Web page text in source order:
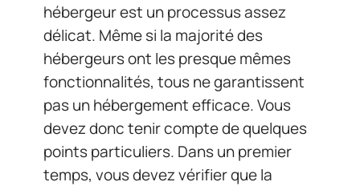
hébergeur est un processus assez
délicat. Même si la majorité des
hébergeurs ont les presque mêmes
fonctionnalités, tous ne garantissent
pas un hébergement efficace. Vous
devez donc tenir compte de quelques
points particuliers. Dans un premier
temps, vous devez vérifier que la